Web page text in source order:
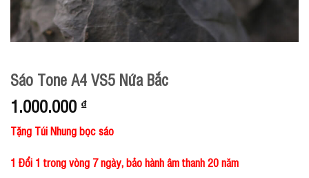
Sáo Tone A4 VS5 Nứa Bắc
1.000.000 ₫
Tặng Túi Nhung bọc sáo
1 Đổi 1 trong vòng 7 ngày, bảo hành âm thanh 20 năm